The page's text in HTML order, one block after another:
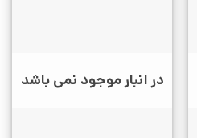
در انبار موجود نمی باشد